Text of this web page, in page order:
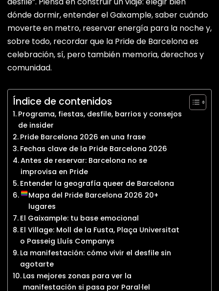
dónde dormir, entender el Gaixample, saber cuándo
moverte en metro, reservar energía para la noche y,
sobre todo, recordar que la Pride de Barcelona es
celebración, sí, pero también memoria, derechos y
comunidad.
Índice de contenidos
Programa, fiestas, desfile, barrios y consejos
de insider
Pride Barcelona 2026 en una frase
Fechas clave de la Pride Barcelona 2026
Antes de reservar: Barcelona no se
improvisa en Pride
Entender la geografía queer de Barcelona
Mapa del Pride Barcelona 2026 20+
lugares
El Gaixample: tu base emocional
El Village: Moll de la Fusta, Plaça Universitat
o Passeig Lluís Companys
La manifestación: cómo vivir el desfile sin
agotarte
Las mejores zonas para ver la
manifestación si pasa por Paral·lel